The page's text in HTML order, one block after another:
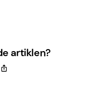
artiklen?